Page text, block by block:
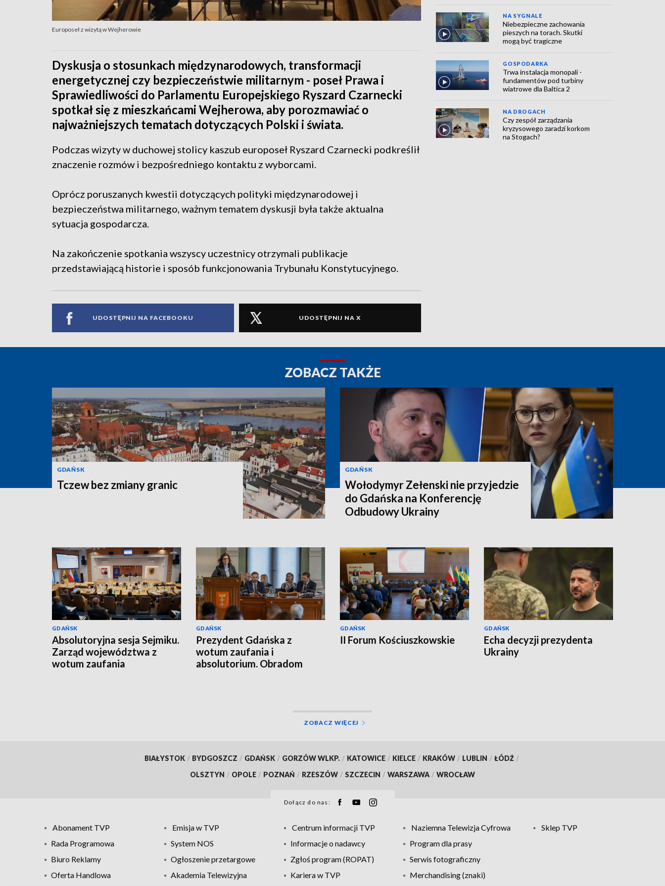
Europoseł z wizytą w Wejherowie
Dyskusja o stosunkach międzynarodowych, transformacji
energetycznej czy bezpieczeństwie militarnym - poseł Prawa i
Sprawiedliwości do Parlamentu Europejskiego Ryszard Czarnecki
spotkał się z mieszkańcami Wejherowa, aby porozmawiać o
najważniejszych tematach dotyczących Polski i świata.
Podczas wizyty w duchowej stolicy kaszub europoseł Ryszard Czarnecki podkreślił
znaczenie rozmów i bezpośredniego kontaktu z wyborcami.
Oprócz poruszanych kwestii dotyczących polityki międzynarodowej i
bezpieczeństwa militarnego, ważnym tematem dyskusji była także aktualna
sytuacja gospodarcza.
Na zakończenie spotkania wszyscy uczestnicy otrzymali publikacje
przedstawiającą historie i sposób funkcjonowania Trybunału Konstytucyjnego.
UDOSTĘPNIJ NA FACEBOOKU UDOSTĘPNIJ NA X
NA SYGNALE
Niebezpieczne zachowania
pieszych na torach. Skutki
mogą być tragiczne
GOSPODARKA
Trwa instalacja monopali -
fundamentów pod turbiny
wiatrowe dla Baltica 2
NA DROGACH
Czy zespół zarządzania
kryzysowego zaradzi korkom
na Stogach?
ZOBACZ TAKŻE
GDAŃSK
Tczew bez zmiany granic
GDAŃSK
Wołodymyr Zełenski nie przyjedzie
do Gdańska na Konferencję
Odbudowy Ukrainy
GDAŃSK
Absolutoryjna sesja Sejmiku.
Zarząd województwa z
wotum zaufania
GDAŃSK
Prezydent Gdańska z
wotum zaufania i
absolutorium. Obradom
GDAŃSK
II Forum Kościuszkowskie
GDAŃSK
Echa decyzji prezydenta
Ukrainy
ZOBACZ WIĘCEJ
BIAŁYSTOK / BYDGOSZCZ / GDAŃSK / GORZÓW WLKP. / KATOWICE / KIELCE / KRAKÓW / LUBLIN / ŁÓDŹ /
OLSZTYN / OPOLE / POZNAŃ / RZESZÓW / SZCZECIN / WARSZAWA / WROCŁAW
Dołącz do nas:
Abonament TVP Emisja w TVP Centrum informacji TVP Naziemna Telewizja Cyfrowa
Sklep TVP
Rada Programowa
System NOS Informacje o nadawcy
Program dla prasy
Biuro Reklamy
Ogłoszenie przetargowe Zgłoś program (ROPAT)
Serwis fotograficzny
Oferta Handlowa
Akademia Telewizyjna Kariera w TVP
Merchandising (znaki)